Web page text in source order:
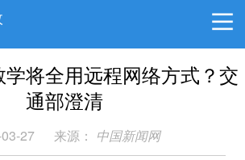
将全用远程网络方式？交
通部澄清
27 来源： 中国新闻网